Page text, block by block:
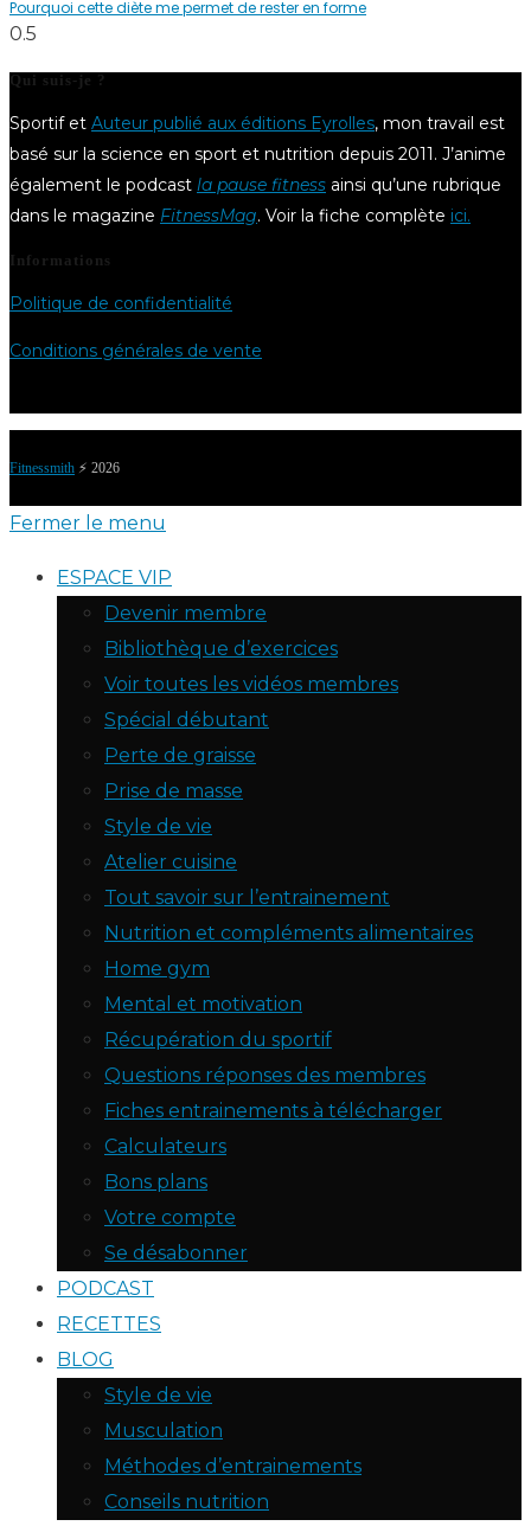
Pourquoi cette diète me permet de rester en forme
Qui suis-je ?
Sportif et Auteur publié aux éditions Eyrolles, mon travail est
basé sur la science en sport et nutrition depuis 2011. J’anime
également le podcast la pause fitness ainsi qu’une rubrique
dans le magazine FitnessMag. Voir la fiche complète ici.
Informations
Politique de confidentialité
Conditions générales de vente
Fitnessmith ⚡️ 2026
Fermer le menu
ESPACE VIP
Devenir membre
Bibliothèque d’exercices
Voir toutes les vidéos membres
Spécial débutant
Perte de graisse
Prise de masse
Style de vie
Atelier cuisine
Tout savoir sur l’entrainement
Nutrition et compléments alimentaires
Home gym
Mental et motivation
Récupération du sportif
Questions réponses des membres
Fiches entrainements à télécharger
Calculateurs
Bons plans
Votre compte
Se désabonner
PODCAST
RECETTES
BLOG
Style de vie
Musculation
Méthodes d’entrainements
Conseils nutrition